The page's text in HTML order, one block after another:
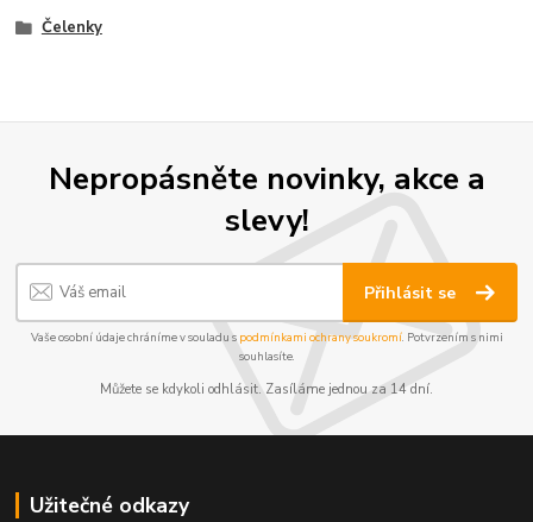
Čelenky
Nepropásněte novinky, akce a
slevy!
Přihlásit se
Vaše osobní údaje chráníme v souladu s podmínkami ochrany soukromí. Potvrzením s nimi
souhlasíte.
Můžete se kdykoli odhlásit. Zasíláme jednou za 14 dní.
Užitečné odkazy